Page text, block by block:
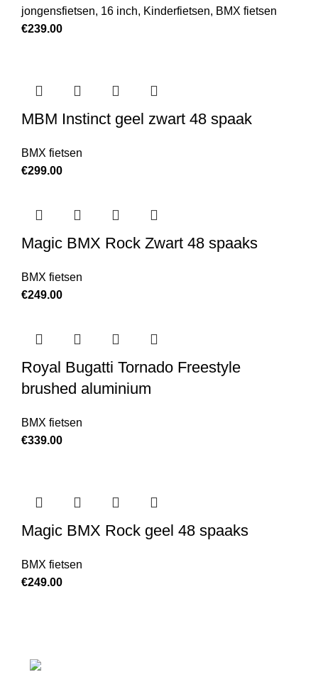
jongensfietsen, 16 inch, Kinderfietsen, BMX fietsen
€239.00
MBM Instinct geel zwart 48 spaak
BMX fietsen
€299.00
Magic BMX Rock Zwart 48 spaaks
BMX fietsen
€249.00
Royal Bugatti Tornado Freestyle
brushed aluminium
BMX fietsen
€339.00
Magic BMX Rock geel 48 spaaks
BMX fietsen
€249.00